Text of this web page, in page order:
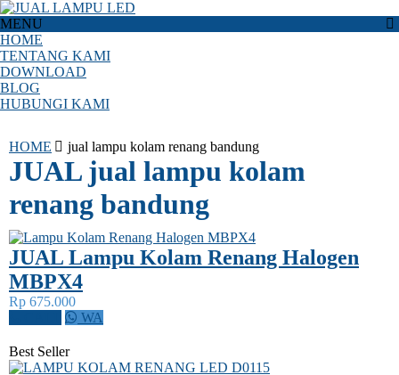
MENU
HOME
TENTANG KAMI
DOWNLOAD
BLOG
HUBUNGI KAMI
HOME jual lampu kolam renang bandung
JUAL jual lampu kolam
renang bandung
JUAL Lampu Kolam Renang Halogen
MBPX4
Rp 675.000
WA
Best Seller